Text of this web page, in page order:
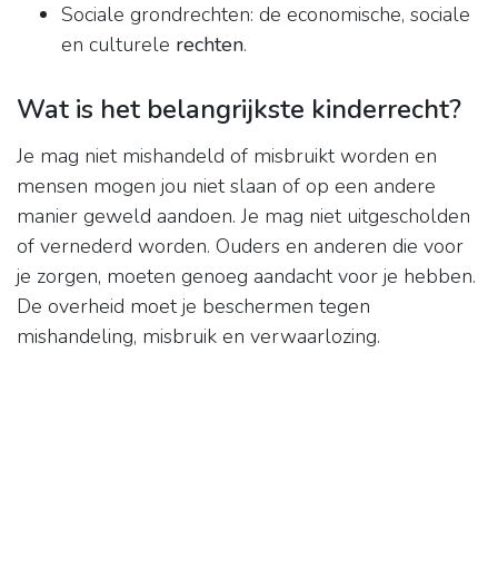
Sociale grondrechten: de economische, sociale
en culturele rechten.
Wat is het belangrijkste kinderrecht?
Je mag niet mishandeld of misbruikt worden en
mensen mogen jou niet slaan of op een andere
manier geweld aandoen. Je mag niet uitgescholden
of vernederd worden. Ouders en anderen die voor
je zorgen, moeten genoeg aandacht voor je hebben.
De overheid moet je beschermen tegen
mishandeling, misbruik en verwaarlozing.